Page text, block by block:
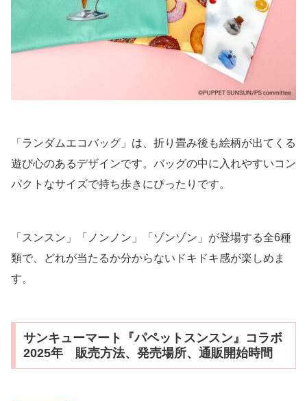
「ランダムエコバッグ」は、折り畳み後も絵柄が出てくる
遊び心のあるデザインです。バッグの中に入れやすいコン
パクトなサイズで持ち歩きにぴったりです。
「スンスン」「ノンノン」「ゾンゾン」が登場する全6種
類で、どれが当たるか分からないドキドキ感が楽しめま
す。
サンキューマート『パペットスンスン』コラボ
2025年 販売方法、発売場所、通販開始時間